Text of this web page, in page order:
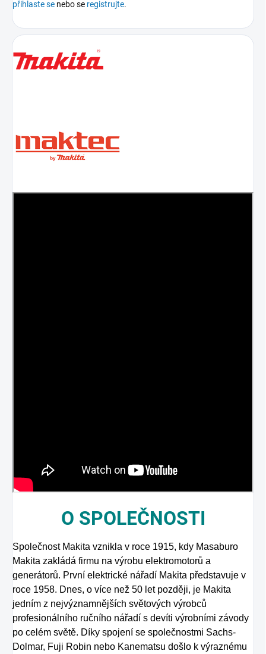
přihlaste se nebo se registrujte.
O SPOLEČNOSTI
Společnost Makita vznikla v roce 1915, kdy Masaburo
Makita zakládá firmu na výrobu elektromotorů a
generátorů. První elektrické nářadí Makita představuje v
roce 1958. Dnes, o více než 50 let později, je Makita
jedním z nejvýznamnějších světových výrobců
profesionálního ručního nářadí s devíti výrobními závody
po celém světě. Díky spojení se společnostmi Sachs-
Dolmar, Fuji Robin nebo Kanematsu došlo k výraznému